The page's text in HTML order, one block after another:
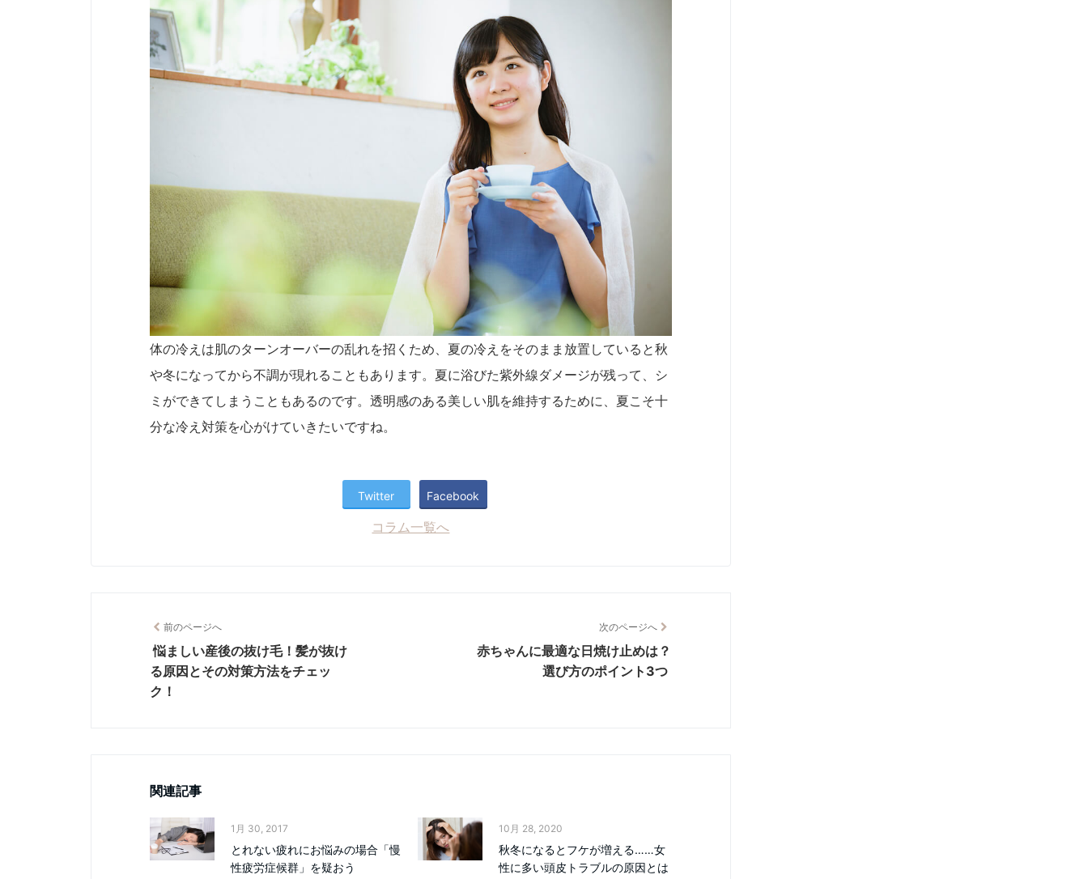
体の冷えは肌のターンオーバーの乱れを招くため、夏の冷えをそのまま放置していると秋
や冬になってから不調が現れることもあります。夏に浴びた紫外線ダメージが残って、シ
ミができてしまうこともあるのです。透明感のある美しい肌を維持するために、夏こそ十
分な冷え対策を心がけていきたいですね。
Twitter Facebook
コラム一覧へ
前のページへ
悩ましい産後の抜け毛！髪が抜け
る原因とその対策方法をチェッ
ク！
次のページへ
赤ちゃんに最適な日焼け止めは？
選び方のポイント3つ
関連記事
1月 30, 2017
とれない疲れにお悩みの場合「慢
性疲労症候群」を疑おう
10月 28, 2020
秋冬になるとフケが増える……女
性に多い頭皮トラブルの原因とは